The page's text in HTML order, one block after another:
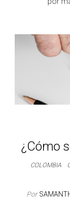
¿Cómo
COLOMBIA
Por